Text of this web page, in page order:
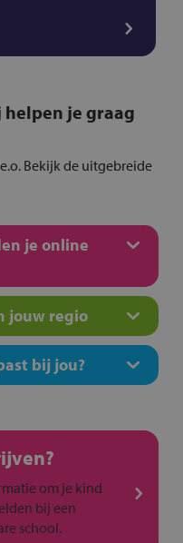
helpen je graag
Bekijk de uitgebreide
je online
jouw regio
bij jou?
om je kind
bij een
school.